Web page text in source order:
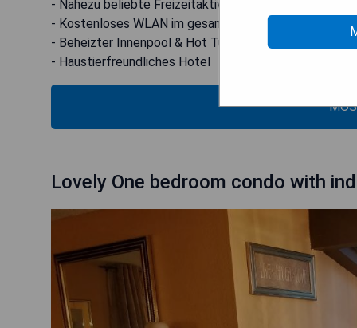
- Nahezu beliebte Freizeitaktivitäten für Familien
- Kostenloses WLAN im gesamten Hotel
- Beheizter Innenpool & Hot Tub verfügbar
- Haustierfreundliches Hotel
Lovely One bedroom condo with